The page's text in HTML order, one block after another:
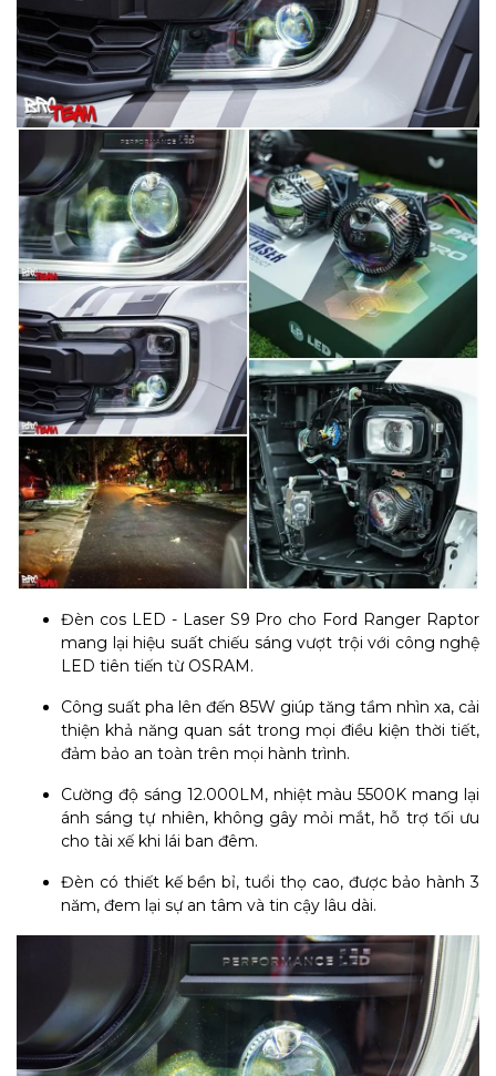
Đèn cos LED - Laser S9 Pro cho Ford Ranger Raptor
mang lại hiệu suất chiếu sáng vượt trội với công nghệ
LED tiên tiến từ OSRAM.
Công suất pha lên đến 85W giúp tăng tầm nhìn xa, cải
thiện khả năng quan sát trong mọi điều kiện thời tiết,
đảm bảo an toàn trên mọi hành trình.
Cường độ sáng 12.000LM, nhiệt màu 5500K mang lại
ánh sáng tự nhiên, không gây mỏi mắt, hỗ trợ tối ưu
cho tài xế khi lái ban đêm.
Đèn có thiết kế bền bỉ, tuổi thọ cao, được bảo hành 3
năm, đem lại sự an tâm và tin cậy lâu dài.